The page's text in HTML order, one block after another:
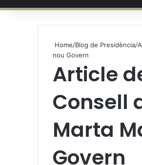
Home/Blog de Presidència/
nou Govern
Article
Consell
Marta
Govern